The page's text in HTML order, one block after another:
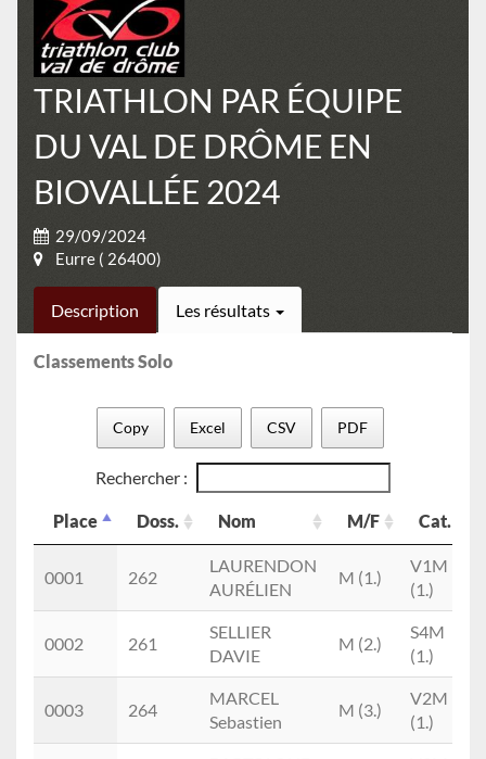
TRIATHLON PAR ÉQUIPE
DU VAL DE DRÔME EN
BIOVALLÉE 2024
29/09/2024
Eurre ( 26400)
Description Les résultats
Classements Solo
Copy Excel CSV PDF
Rechercher :
Place Doss. Nom M/F
Cat.
Nom
Cat.
0001
262
LAURENDON
AURÉLIEN
M (1.)
V1M
(1.)
0002 261
SELLIER
DAVIE
M (2.)
S4M
(1.)
0003 264
MARCEL
Sebastien
M (3.)
V2M
(1.)